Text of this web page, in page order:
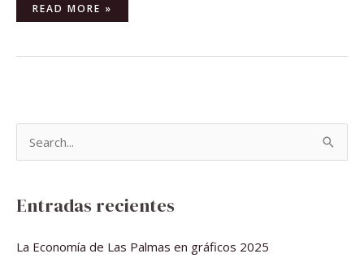
READ MORE »
a
Entradas recientes
La Economía de Las Palmas en gráficos 2025